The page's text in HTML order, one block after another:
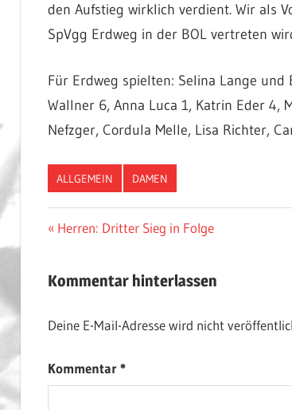
den Aufstieg wirklich verdient. Wir als
SpVgg Erdweg in der BOL vertreten
Für Erdweg spielten: Selina Lange
Wallner 6, Anna Luca 1, Katrin Eder 4,
Nefzger, Cordula Melle, Lisa Richter,
ALLGEMEIN DAMEN
Beitragsnavigation
Vorheriger
Herren: Dritter Sieg in Folge
Kommentar hinterlassen
Deine E-Mail-Adresse wird nicht
Kommentar*